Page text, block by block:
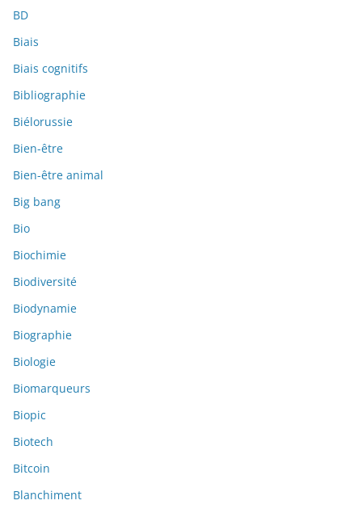
BD
Biais
Biais cognitifs
Bibliographie
Biélorussie
Bien-être
Bien-être animal
Big bang
Bio
Biochimie
Biodiversité
Biodynamie
Biographie
Biologie
Biomarqueurs
Biopic
Biotech
Bitcoin
Blanchiment